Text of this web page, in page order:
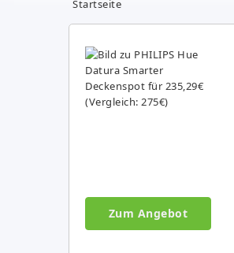
Startseite
Zum Angebot